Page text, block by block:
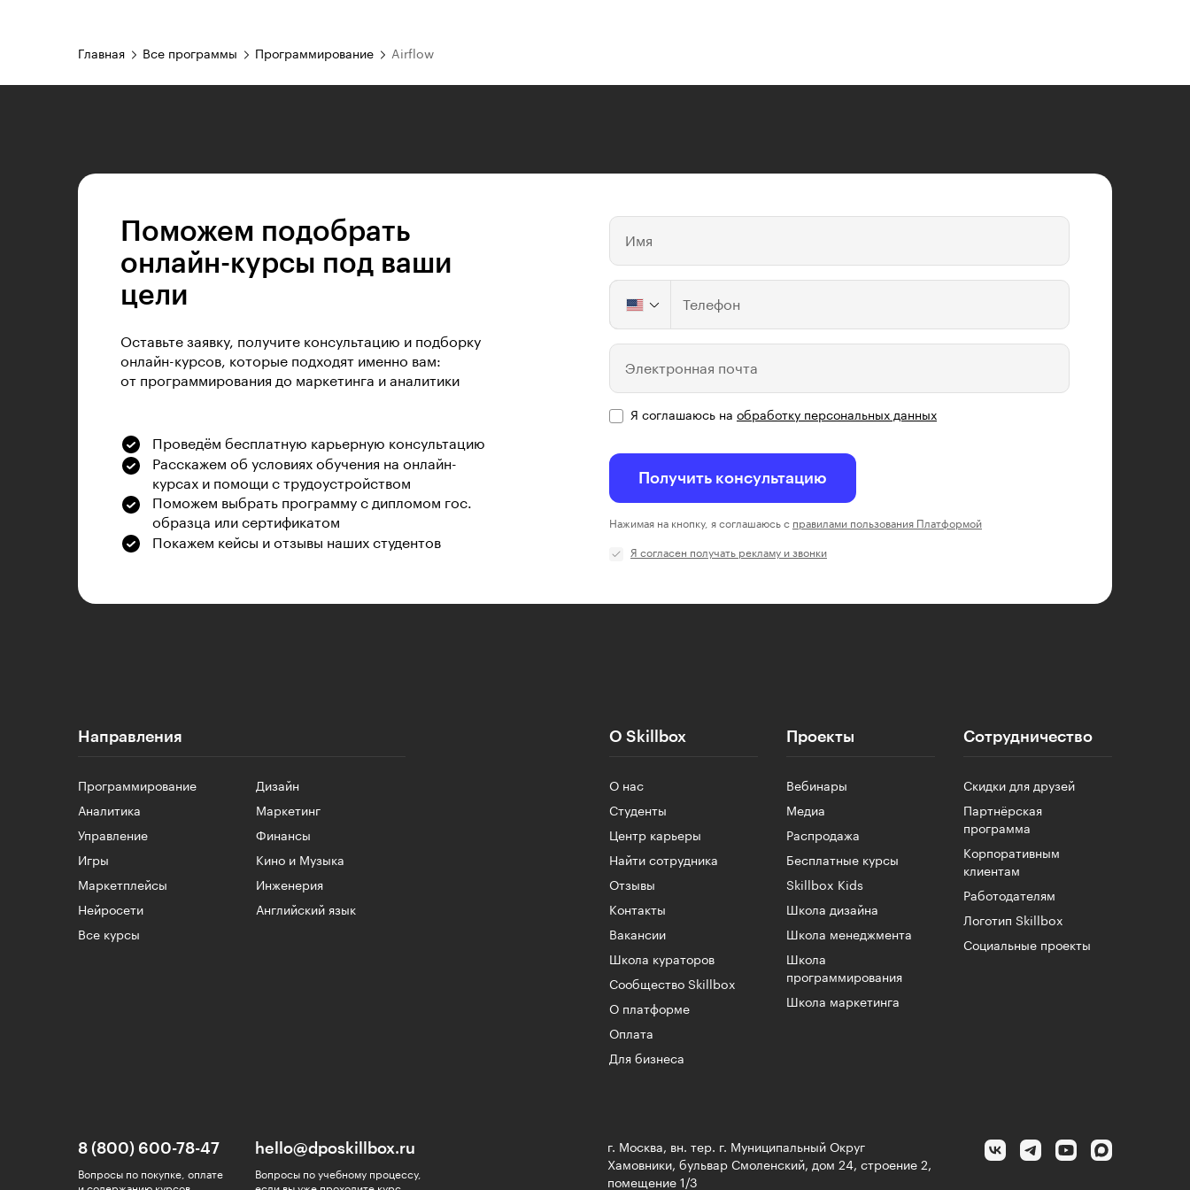
Главная Все программы Программирование Airflow
Поможем подобрать
онлайн-курсы под ваши
цели
Оставьте заявку, получите консультацию и подборку
онлайн-курсов, которые подходят именно вам:
от программирования до маркетинга и аналитики
Проведём бесплатную карьерную консультацию
Расскажем об условиях обучения на онлайн-
курсах и помощи с трудоустройством
Поможем выбрать программу с дипломом гос.
образца или сертификатом
Покажем кейсы и отзывы наших студентов
Имя
Телефон
Электронная почта
Я соглашаюсь на обработку персональных данных
Получить консультацию
Нажимая на кнопку, я соглашаюсь с правилами пользования Платформой
Я согласен получать рекламу и звонки
Направления
Программирование
Дизайн
Аналитика
Маркетинг
Управление
Финансы
Игры
Кино и Музыка
Маркетплейсы
Инженерия
Нейросети
Английский язык
Все курсы
О Skillbox
О нас
Студенты
Центр карьеры
Найти сотрудника
Отзывы
Контакты
Вакансии
Школа кураторов
Сообщество Skillbox
О платформе
Оплата
Для бизнеса
Проекты
Вебинары
Медиа
Распродажа
Бесплатные курсы
Skillbox Kids
Школа дизайна
Школа менеджмента
Школа
программирования
Школа маркетинга
Сотрудничество
Скидки для друзей
Партнёрская
программа
Корпоративным
клиентам
Работодателям
Логотип Skillbox
Социальные проекты
8 (800) 600-78-47
Вопросы по покупке, оплате
hello@dposkillbox.ru
Вопросы по учебному процессу,
г. Москва, вн. тер. г. Муниципальный Округ
Хамовники, бульвар Смоленский, дом 24, строение 2,
помещение 1/3